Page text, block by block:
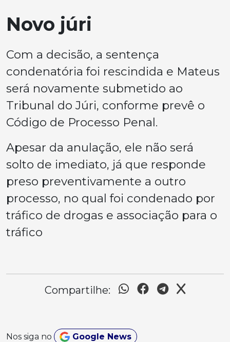
Novo júri
Com a decisão, a sentença
condenatória foi rescindida e Mateus
será novamente submetido ao
Tribunal do Júri, conforme prevê o
Código de Processo Penal.
Apesar da anulação, ele não será
solto de imediato, já que responde
preso preventivamente a outro
processo, no qual foi condenado por
tráfico de drogas e associação para o
tráfico
Compartilhe:
Nos siga no Google News